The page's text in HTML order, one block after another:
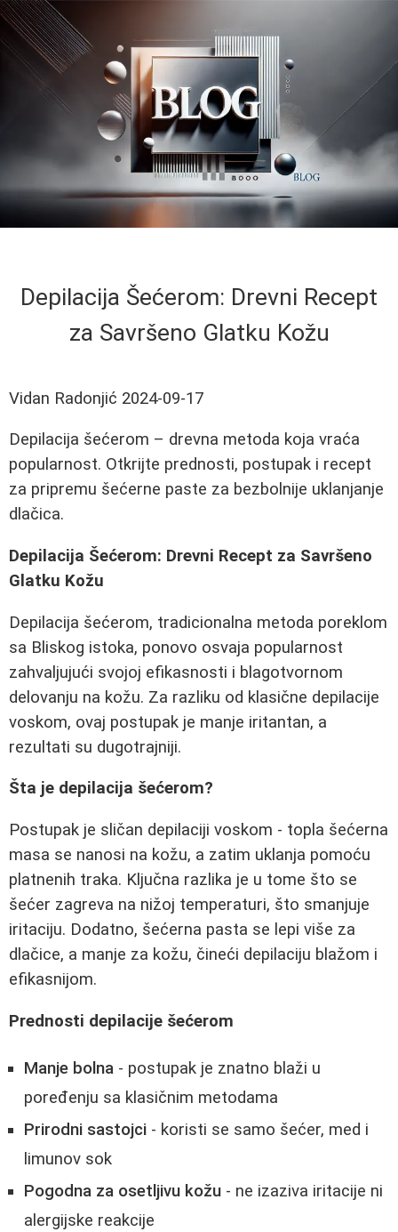
Depilacija Šećerom: Drevni Recept
za Savršeno Glatku Kožu
Vidan Radonjić 2024-09-17
Depilacija šećerom – drevna metoda koja vraća
popularnost. Otkrijte prednosti, postupak i recept
za pripremu šećerne paste za bezbolnije uklanjanje
dlačica.
Depilacija Šećerom: Drevni Recept za Savršeno
Glatku Kožu
Depilacija šećerom, tradicionalna metoda poreklom
sa Bliskog istoka, ponovo osvaja popularnost
zahvaljujući svojoj efikasnosti i blagotvornom
delovanju na kožu. Za razliku od klasične depilacije
voskom, ovaj postupak je manje iritantan, a
rezultati su dugotrajniji.
Šta je depilacija šećerom?
Postupak je sličan depilaciji voskom - topla šećerna
masa se nanosi na kožu, a zatim uklanja pomoću
platnenih traka. Ključna razlika je u tome što se
šećer zagreva na nižoj temperaturi, što smanjuje
iritaciju. Dodatno, šećerna pasta se lepi više za
dlačice, a manje za kožu, čineći depilaciju blažom i
efikasnijom.
Prednosti depilacije šećerom
Manje bolna - postupak je znatno blaži u
poređenju sa klasičnim metodama
Prirodni sastojci - koristi se samo šećer, med i
limunov sok
Pogodna za osetljivu kožu - ne izaziva iritacije ni
alergijske reakcije